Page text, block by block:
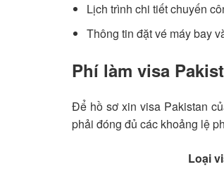
Lịch trình chi tiết chuyến
Thông tin đặt vé máy bay
Phí làm visa
Để hồ sơ xin visa Pakistan
phải đóng đủ các khoảng lệ
Loại